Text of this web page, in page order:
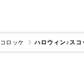
コロッケ ハロウィン♪スコ